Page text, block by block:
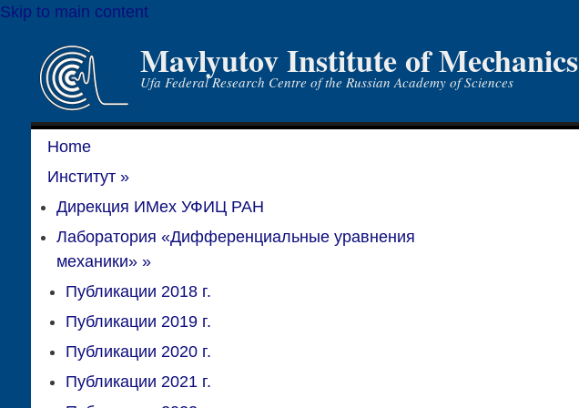
Skip to main content
Mavlyutov Institute of Mechanics
Ufa Federal Research Centre of the Russian Academy of Sciences
Home
Институт»
Дирекция ИМех УФИЦ РАН
Лаборатория «Дифференциальные уравнения
механики»»
Публикации 2018 г.
Публикации 2019 г.
Публикации 2020 г.
Публикации 2021 г.